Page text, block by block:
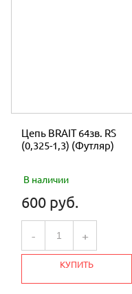
Цепь BRAIT 64зв. RS
(0,325-1,3) (Футляр)
В наличии
600 руб.
- +
КУПИТЬ